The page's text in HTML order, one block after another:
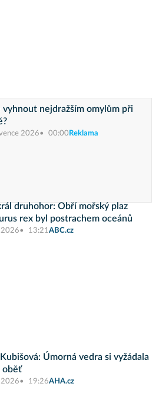
vyhnout nejdražším omylům při
2026 00:00 Reklama
druhohor: Obří mořský plaz
rex byl postrachem oceánů
2026 13:21ABC.cz
Úmorná vedra si vyžádala
oběť
2026 19:26AHA.cz